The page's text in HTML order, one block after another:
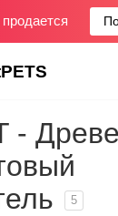
-
5